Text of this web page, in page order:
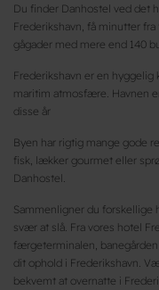
Du finder Danhostel ved det
Frederikshavn, få minutter
gågader med mere end 140
Frederikshavn er en
maritim atmosfære. Havnen
disse år
Byen har rigtig mange gode
fisk, lækker gourmet eller
Danhostel.
Sammenligner du forskellige
svær at slå. Fra vores hotel
færgeterminalen,
dit ophold i Frederikshavn.
bekvemt at overnatte i